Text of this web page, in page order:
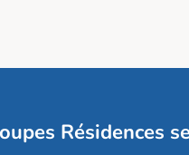
Résidences